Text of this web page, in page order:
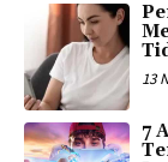
13
7